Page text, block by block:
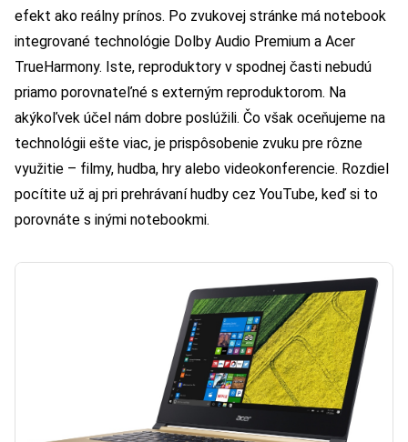
efekt ako reálny prínos. Po zvukovej stránke má notebook
integrované technológie Dolby Audio Premium a Acer
TrueHarmony. Iste, reproduktory v spodnej časti nebudú
priamo porovnateľné s externým reproduktorom. Na
akýkoľvek účel nám dobre poslúžili. Čo však oceňujeme na
technológii ešte viac, je prispôsobenie zvuku pre rôzne
využitie – filmy, hudba, hry alebo videokonferencie. Rozdiel
pocítite už aj pri prehrávaní hudby cez YouTube, keď si to
porovnáte s inými notebookmi.